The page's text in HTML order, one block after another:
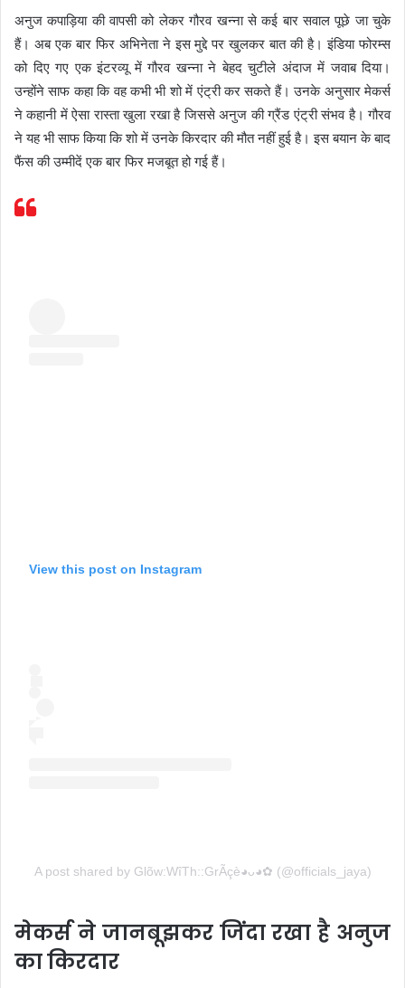
अनुज कपाड़िया की वापसी को लेकर गौरव खन्ना से कई बार सवाल पूछे जा चुके
हैं। अब एक बार फिर अभिनेता ने इस मुद्दे पर खुलकर बात की है। इंडिया फोरम्स
को दिए गए एक इंटरव्यू में गौरव खन्ना ने बेहद चुटीले अंदाज में जवाब दिया।
उन्होंने साफ कहा कि वह कभी भी शो में एंट्री कर सकते हैं। उनके अनुसार मेकर्स
ने कहानी में ऐसा रास्ता खुला रखा है जिससे अनुज की ग्रैंड एंट्री संभव है। गौरव
ने यह भी साफ किया कि शो में उनके किरदार की मौत नहीं हुई है। इस बयान के बाद
फैंस की उम्मीदें एक बार फिर मजबूत हो गई हैं।
View this post on Instagram
A post shared by Glõw:WîTh::GrÃçè◕⁠ᴗ⁠◕⁠✿ (@officials_jaya)
मेकर्स ने जानबूझकर जिंदा रखा है अनुज
का किरदार